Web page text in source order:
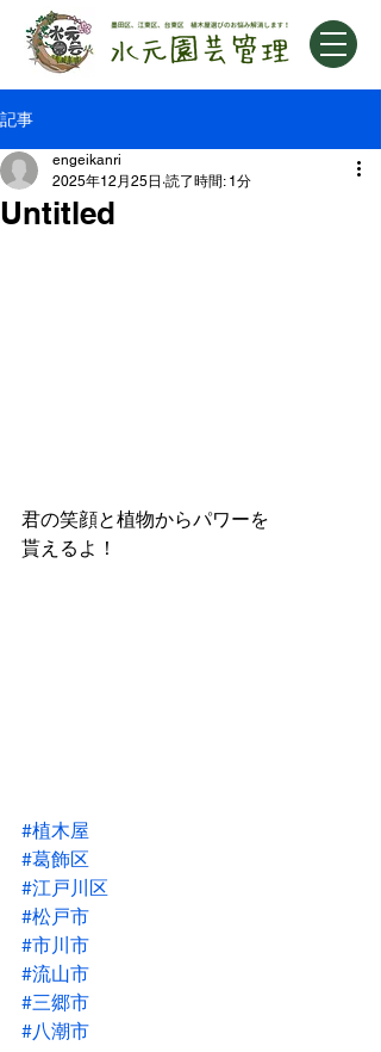
記事
Untitled
engeikanri
2025年12月25日 読了時間: 1分
君の笑顔と植物からパワーを
貰えるよ！
#植木屋
#葛飾区
#江戸川区
#松戸市
#市川市
#流山市
#三郷市
#八潮市